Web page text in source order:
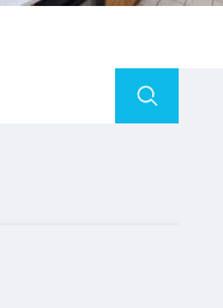
Rechercher :